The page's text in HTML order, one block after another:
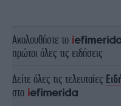
Ακολουθήστε το
πρώτοι όλες τις ειδήσεις
Δείτε όλες τις τελευταίες
στο